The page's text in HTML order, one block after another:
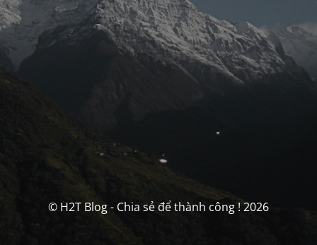
© H2T Blog - Chia sẻ để thành công ! 2026